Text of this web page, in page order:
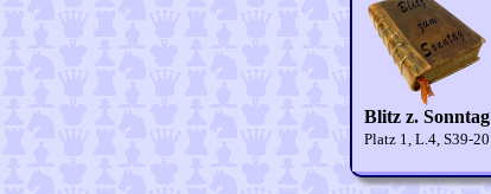
Blitz z. Sonntag
Platz 1, L.4, S39-20